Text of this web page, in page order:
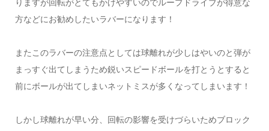
りますが回転がとてもかけやすいのでループドライブが得意な
方などにお勧めしたいラバーになります！
またこのラバーの注意点としては球離れが少しはやいのと弾が
まっすぐ出てしまうため鋭いスピードボールを打とうとすると
前にボールが出てしまいネットミスが多くなってしまいます！
しかし球離れが早い分、回転の影響を受けづらいためブロック